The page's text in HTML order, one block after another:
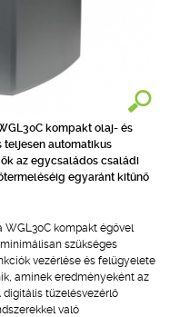
kompakt olaj- és
teljesen automatikus
az egycsaládos családi
egyaránt kitűnő
kompakt égővel
szükséges
vezérlése és felügyelete
aminek eredményeként az
digitális tüzelésvezérlő
való